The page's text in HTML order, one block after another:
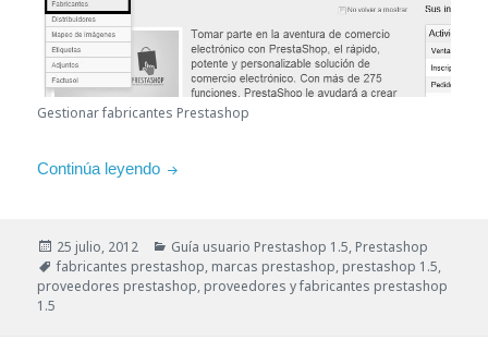
Gestionar fabricantes Prestashop
Continúa leyendo Añadir un nuevo fabricante en Prestashop
Publicado
el
25 julio, 2012 Categorías
Guía usuario Prestashop 1.5, Prestashop
Etiquetas
fabricantes prestashop, marcas prestashop, prestashop 1.5,
proveedores prestashop, proveedores y fabricantes prestashop
1.5